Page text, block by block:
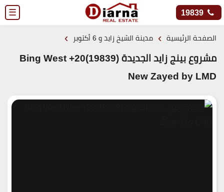
☰ 19839
الصفحة الرئيسية › مدينة الشيخ زايد و 6 أكتوبر ›
مشروع بينج زايد الجديدة (19839)20+ Bing West
New Zayed by LMD